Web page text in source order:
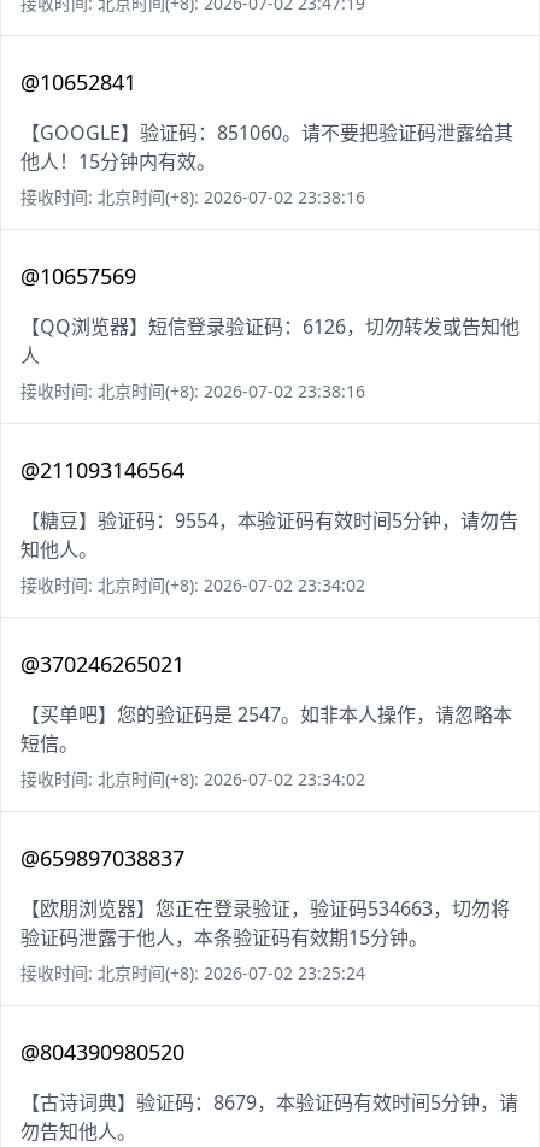
@10652841
【GOOGLE】验证码：851060。请不要把验证码泄露给其
他人！15分钟内有效。
接收时间: 北京时间(+8): 2026-07-02 23:38:16
@10657569
【QQ浏览器】短信登录验证码：6126，切勿转发或告知他
人
接收时间: 北京时间(+8): 2026-07-02 23:38:16
@211093146564
【糖豆】验证码：9554，本验证码有效时间5分钟，请勿告
知他人。
接收时间: 北京时间(+8): 2026-07-02 23:34:02
@370246265021
【买单吧】您的验证码是 2547。如非本人操作，请忽略本
短信。
接收时间: 北京时间(+8): 2026-07-02 23:34:02
@659897038837
【欧朋浏览器】您正在登录验证，验证码534663，切勿将
验证码泄露于他人，本条验证码有效期15分钟。
接收时间: 北京时间(+8): 2026-07-02 23:25:24
@804390980520
【古诗词典】验证码：8679，本验证码有效时间5分钟，请
勿告知他人。